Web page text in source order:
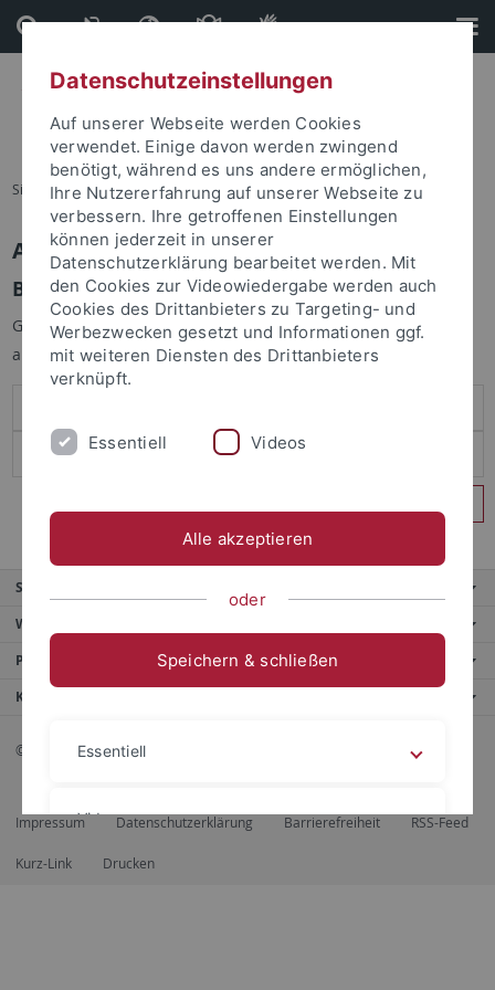
Direkt
zum
Inhalt
Direkt
zur
Fußleiste
Sie sind hier: Startseite
Anmelden
Benutzeranmeldung
Geben Sie Ihren Benutzernamen und Ihr Passwort an um sich
anzumelden:
Service
Weitere Angebote
Portale
Kontaktinfo
© 2026 Eberhard Karls Universität Tübingen, Tübingen
Impressum Datenschutzerklärung Barrierefreiheit RSS-Feed
Kurz-Link Drucken
Datenschutzeinstellungen
Auf unserer Webseite werden Cookies
verwendet. Einige davon werden zwingend
benötigt, während es uns andere ermöglichen,
Ihre Nutzererfahrung auf unserer Webseite zu
verbessern. Ihre getroffenen Einstellungen
können jederzeit in unserer
Datenschutzerklärung bearbeitet werden. Mit
den Cookies zur Videowiedergabe werden auch
Cookies des Drittanbieters zu Targeting- und
Werbezwecken gesetzt und Informationen ggf.
mit weiteren Diensten des Drittanbieters
verknüpft.
Essentiell Videos
Alle akzeptieren
oder
Speichern & schließen
Essentiell
Videos